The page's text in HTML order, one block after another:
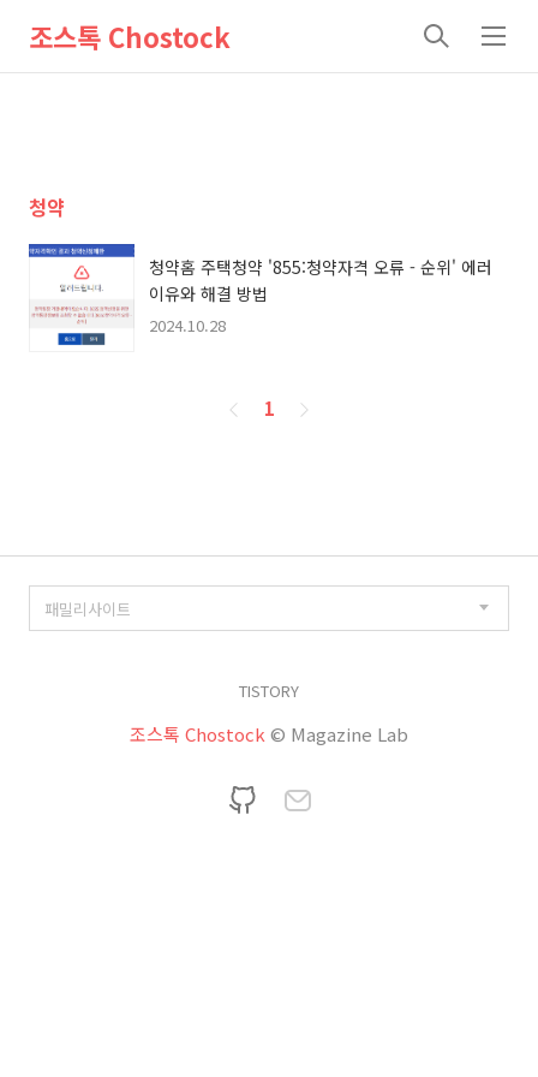
조스톡 Chostock
검
메
청약
청약홈 주택청약 '855:청약자격 오류 - 순위' 에러
이유와 해결 방법
2024.10.28
페
1
TISTORY
조스톡 Chostock © Magazine Lab